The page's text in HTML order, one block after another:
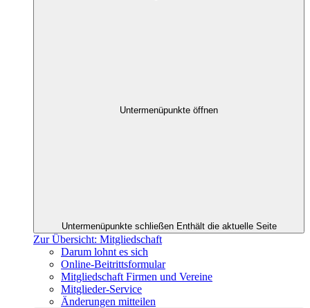
Untermenüpunkte öffnen
Untermenüpunkte schließen Enthält die aktuelle Seite
Zur Übersicht: Mitgliedschaft
Darum lohnt es sich
Online-Beitrittsformular
Mitgliedschaft Firmen und Vereine
Mitglieder-Service
Änderungen mitteilen